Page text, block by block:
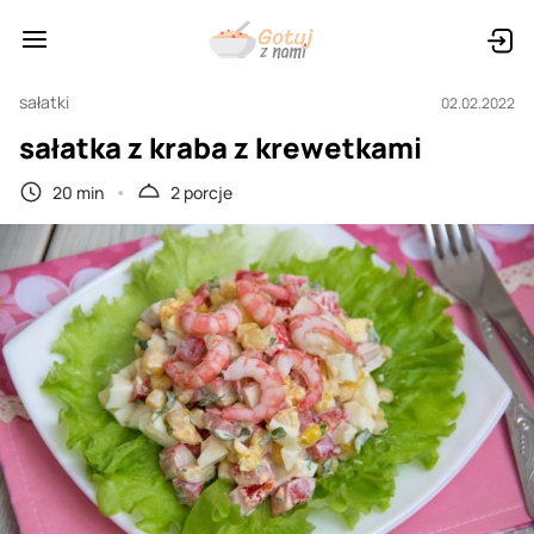
sałatki 02.02.2022
sałatka z kraba z krewetkami
20 min 2 porcje